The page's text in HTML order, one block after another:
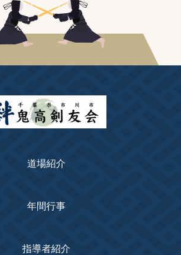
道場紹介
年間行事
指導者紹介